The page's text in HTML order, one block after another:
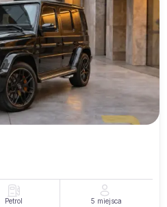
Petrol 5 miejsca